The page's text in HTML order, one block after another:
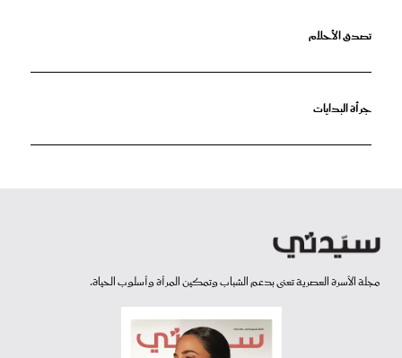
تصدق الأحلام
جرأة البدايات
مجلة الأسرة العصرية تعنى بدعم الشباب وتمكين المرأة وأسلوب الحياة.